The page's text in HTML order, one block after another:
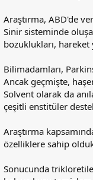
Araştırma, ABD'de
Sinir sisteminde
bozuklukları,
Bilimadamları,
Ancak geçmişte,
Solvent olarak da
çeşitli enstitüler
Araştırma
özelliklere sahip
Sonucunda